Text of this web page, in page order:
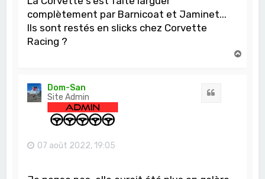
complètement par Barnicoat et Jaminet...
Ils sont restés en slicks chez Corvette
Racing ?
Dom-San
Site Admin
07 août 2022, 19:05